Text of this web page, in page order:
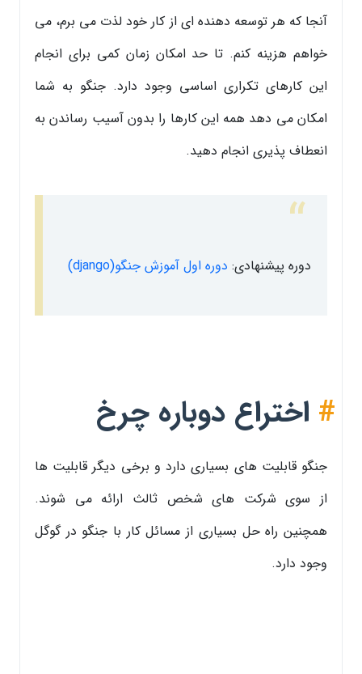
آنجا که هر توسعه دهنده ای از کار خود لذت می برم، می
خواهم هزینه کنم. تا حد امکان زمان کمی برای انجام
این کارهای تکراری اساسی وجود دارد. جنگو به شما
امکان می دهد همه این کارها را بدون آسیب رساندن به
انعطاف پذیری انجام دهید.
دوره پیشنهادی: دوره اول آموزش جنگو(django)
# اختراع دوباره چرخ
جنگو قابلیت های بسیاری دارد و برخی دیگر قابلیت ها
از سوی شرکت های شخص ثالث ارائه می شوند.
همچنین راه حل بسیاری از مسائل کار با جنگو در گوگل
وجود دارد.